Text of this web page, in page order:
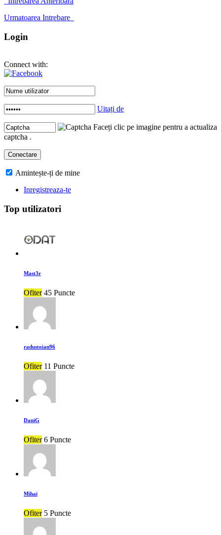
Urmatoarea Intrebare
Login
Connect with:
Uitați de
Faceți clic pe imagine pentru a actualiza
captcha .
Amintește-ți de mine
Inregistreaza-te
Top utilizatori
Mast3r
Ofiter 45 Puncte
radustoian96
Ofiter 11 Puncte
DaniG
Ofiter 6 Puncte
Mihai
Ofiter 5 Puncte